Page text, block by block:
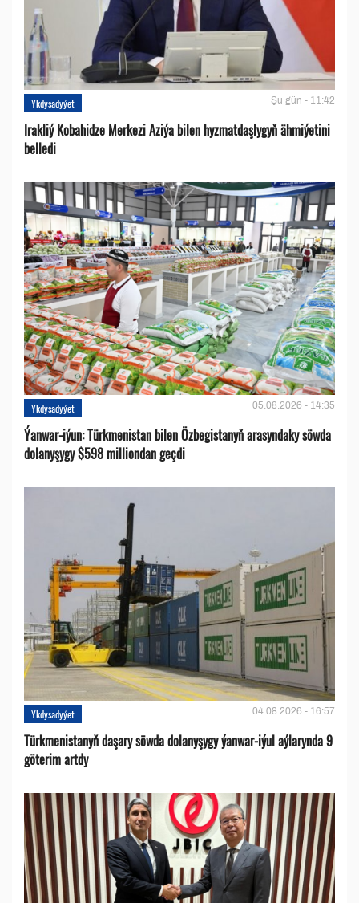
Ykdysadyýet Şu gün - 11:42
Irakliý Kobahidze Merkezi Aziýa bilen hyzmatdaşlygyň ähmiýetini
belledi
Ykdysadyýet 05.08.2026 - 14:35
Ýanwar-iýun: Türkmenistan bilen Özbegistanyň arasyndaky söwda
dolanyşygy $598 milliondan geçdi
Ykdysadyýet 04.08.2026 - 16:57
Türkmenistanyň daşary söwda dolanyşygy ýanwar-iýul aýlarynda 9
göterim artdy